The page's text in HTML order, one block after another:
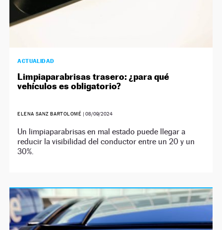
ACTUALIDAD
Limpiaparabrisas trasero: ¿para qué
vehículos es obligatorio?
ELENA SANZ BARTOLOMÉ | 08/09/2024
Un limpiaparabrisas en mal estado puede llegar a
reducir la visibilidad del conductor entre un 20 y un
30%.